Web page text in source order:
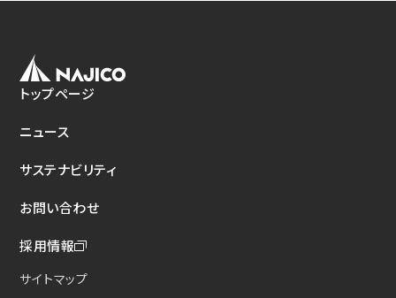
トップページ
ニュース
サステナビリティ
お問い合わせ
採用情報
サイトマップ